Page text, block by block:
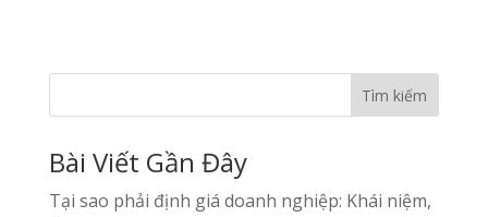
Tìm kiếm
Bài Viết Gần Đây
Tại sao phải định giá doanh nghiệp: Khái niệm,